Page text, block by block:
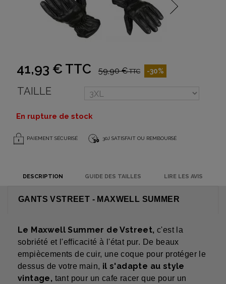
41,93 € TTC 59,90 €TTC -30%
TAILLE
En rupture de stock
PAIEMENT SÉCURISÉ 30J SATISFAIT OU REMBOURSÉ
DESCRIPTION GUIDE DES TAILLES LIRE LES AVIS
GANTS VSTREET - MAXWELL SUMMER
Le Maxwell Summer de Vstreet, c'est la
sobriété et l'efficacité à l'état pur. De beaux
empiècements de cuir, une coque pour protéger le
dessus de votre main, il s'adapte au style
vintage, tant pour un cafe racer que pour un